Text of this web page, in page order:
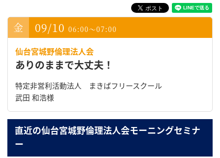
09/10 06:00～07:00
仙台宮城野倫理法人会
ありのままで大丈夫！
特定非営利活動法人 まきばフリースクール
武田 和浩様
直近の仙台宮城野倫理法人会モーニングセミナ
ー